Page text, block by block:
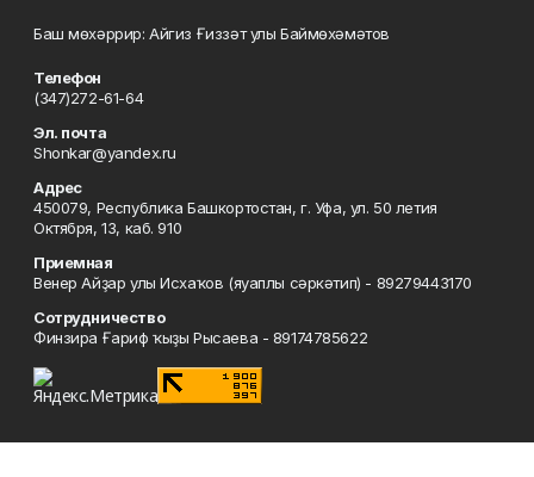
Баш мөхәррир: Айгиз Ғиззәт улы Баймөхәмәтов
Телефон
(347)272-61-64
Эл. почта
Shonkar@yandex.ru
Адрес
450079, Республика Башкортостан, г. Уфа, ул. 50 летия
Октября, 13, каб. 910
Приемная
Венер Айҙар улы Исхаҡов (яуаплы сәркәтип) - 89279443170
Сотрудничество
Финзира Ғариф ҡыҙы Рысаева - 89174785622